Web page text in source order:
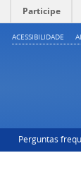
Participe
ACESSIBILIDADE
Perguntas